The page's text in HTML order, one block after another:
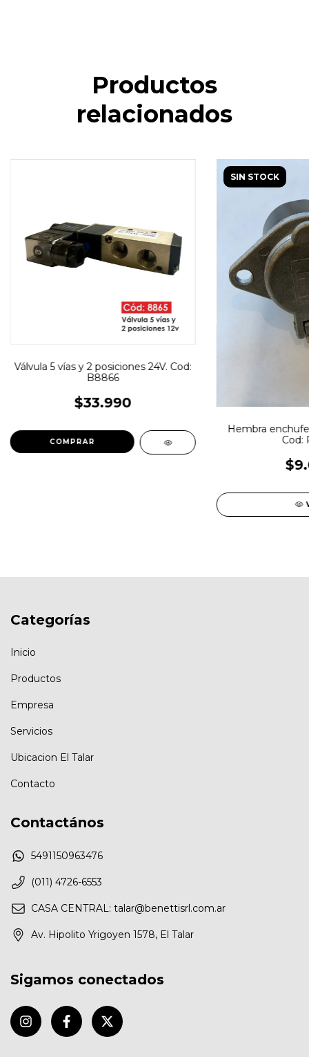
Productos
relacionados
Válvula 5 vías y 2 posiciones 24V. Cod:
B8866
$33.990
SIN STOCK
Hembra
Cod:
Categorías
Inicio
Productos
Empresa
Servicios
Ubicacion El Talar
Contacto
Contactános
5491150963476
(011) 4726-6553
CASA CENTRAL: talar@benettisrl.com.ar
Av. Hipolito Yrigoyen 1578, El Talar
Sigamos conectados